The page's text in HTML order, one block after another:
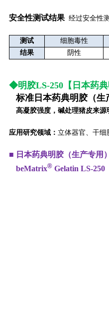
安全性测试结果 经过安全性
测试 细胞毒性
结果
阴性
◆明胶LS-250【日本药典
◆标准日本药典明胶（生
高凝胶强度，碱处理猪皮来源
应用研究领域： 立体器官、干细
■ 日本药典明胶（生产专用）
beMatrix® Gelatin LS-250